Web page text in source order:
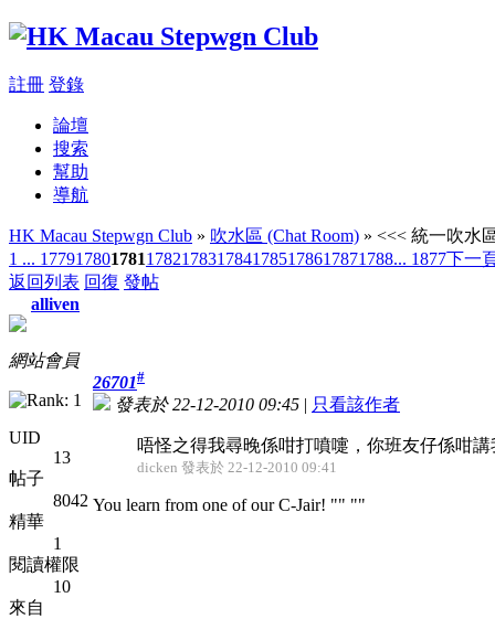
註冊 登錄
論壇
搜索
幫助
導航
HK Macau Stepwgn Club » 吹水區 (Chat Room) » <<< 統一吹水
1 ... 1779178017811782178317841785178617871788... 1877下一
返回列表 回復 發帖
alliven
網站會員
UID
13
帖子
8042
精華
1
閱讀權限
10
來自
26701#
發表於 22-12-2010 09:45 | 只看該作者
唔怪之得我尋晚係咁打噴嚏，你班友仔係咁講
dicken 發表於 22-12-2010 09:41
You learn from one of our C-Jair! "" ""